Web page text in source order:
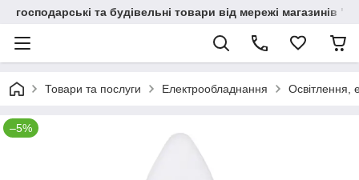
господарські та будівельні товари від мережі магазинів
Товари та послуги Електрообладнання Освітлення,
–5%